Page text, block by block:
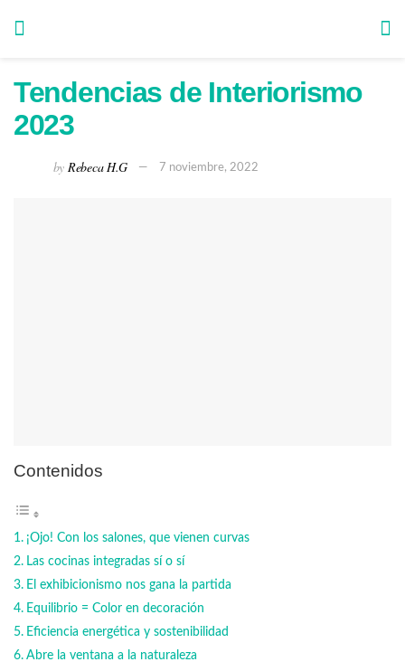
Tendencias de Interiorismo
2023
by Rebeca H.G 7 noviembre, 2022
Contenidos
¡Ojo! Con los salones, que vienen curvas
Las cocinas integradas sí o sí
El exhibicionismo nos gana la partida
Equilibrio = Color en decoración
Eficiencia energética y sostenibilidad
Abre la ventana a la naturaleza